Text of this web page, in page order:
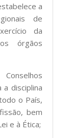
a
de
da
órgãos
a disciplina
o País,
bem
e à Ética;